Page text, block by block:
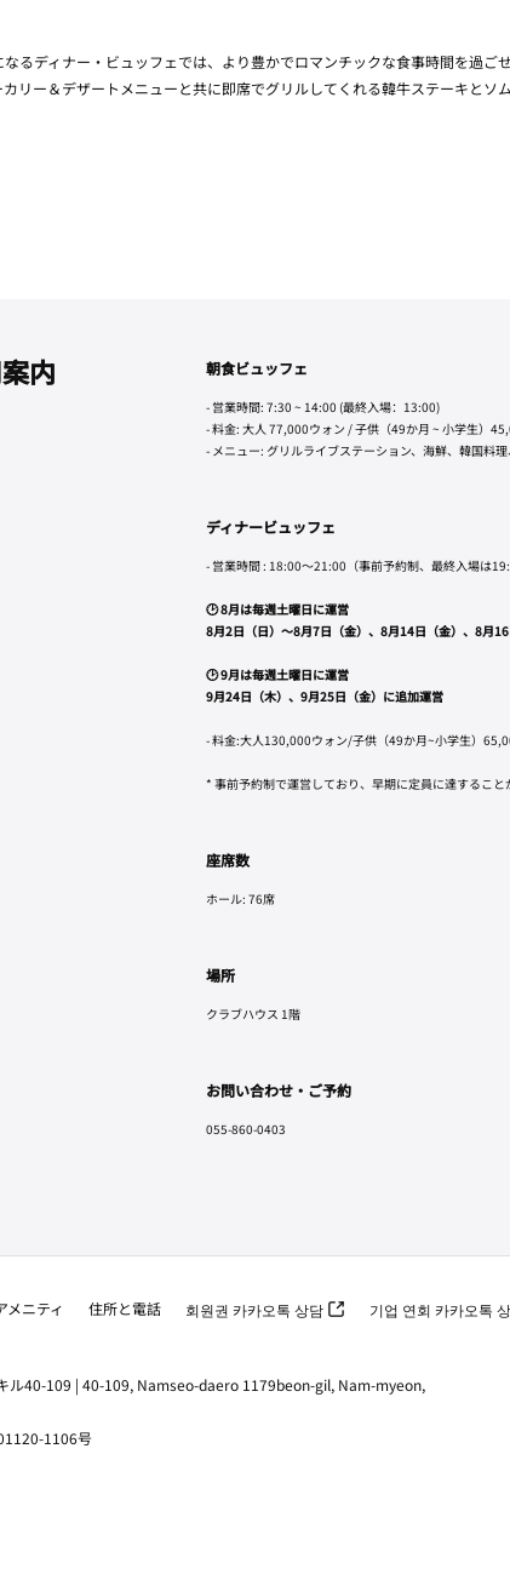
るディナー・ビュッフェでは、より豊かでロマンチックな食事時間を過
リー＆デザートメニューと共に即席でグリルしてくれる韓牛ステーキとソ
内 朝食ビュッフェ
- 営業時間: 7:30 ~ 14:00 (最終入場：13:00)
- 料金: 大人 77,000ウォン / 子供（49か月 ~ 小学生）
- メニュー: グリルライブステーション、海鮮、韓国料
ディナービュッフェ
- 営業時間 : 18:00〜21:00（事前予約制、最終入場は
🕑 8月は毎週土曜日に運営
8月2日（日）～8月7日（金）、8月14日（金）、8月
🕑 9月は毎週土曜日に運営
9月24日（木）、9月25日（金）に追加運営
- 料金:大人130,000ウォン/子供（49か月~小学生）
* 事前予約制で運営しており、早期に定員に達すること
座席数
ホール: 76席
場所
クラブハウス 1階
お問い合わせ・ご予約
055-860-0403
メニティ 住所と電話 회원권 카카오톡 상담 기업 연회 카카오톡
ル40-109 | 40-109, Namseo-daero 1179beon-gil, Nam-myeon,
1106号